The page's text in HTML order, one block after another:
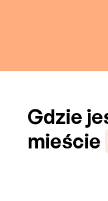
Gdzie
mieście